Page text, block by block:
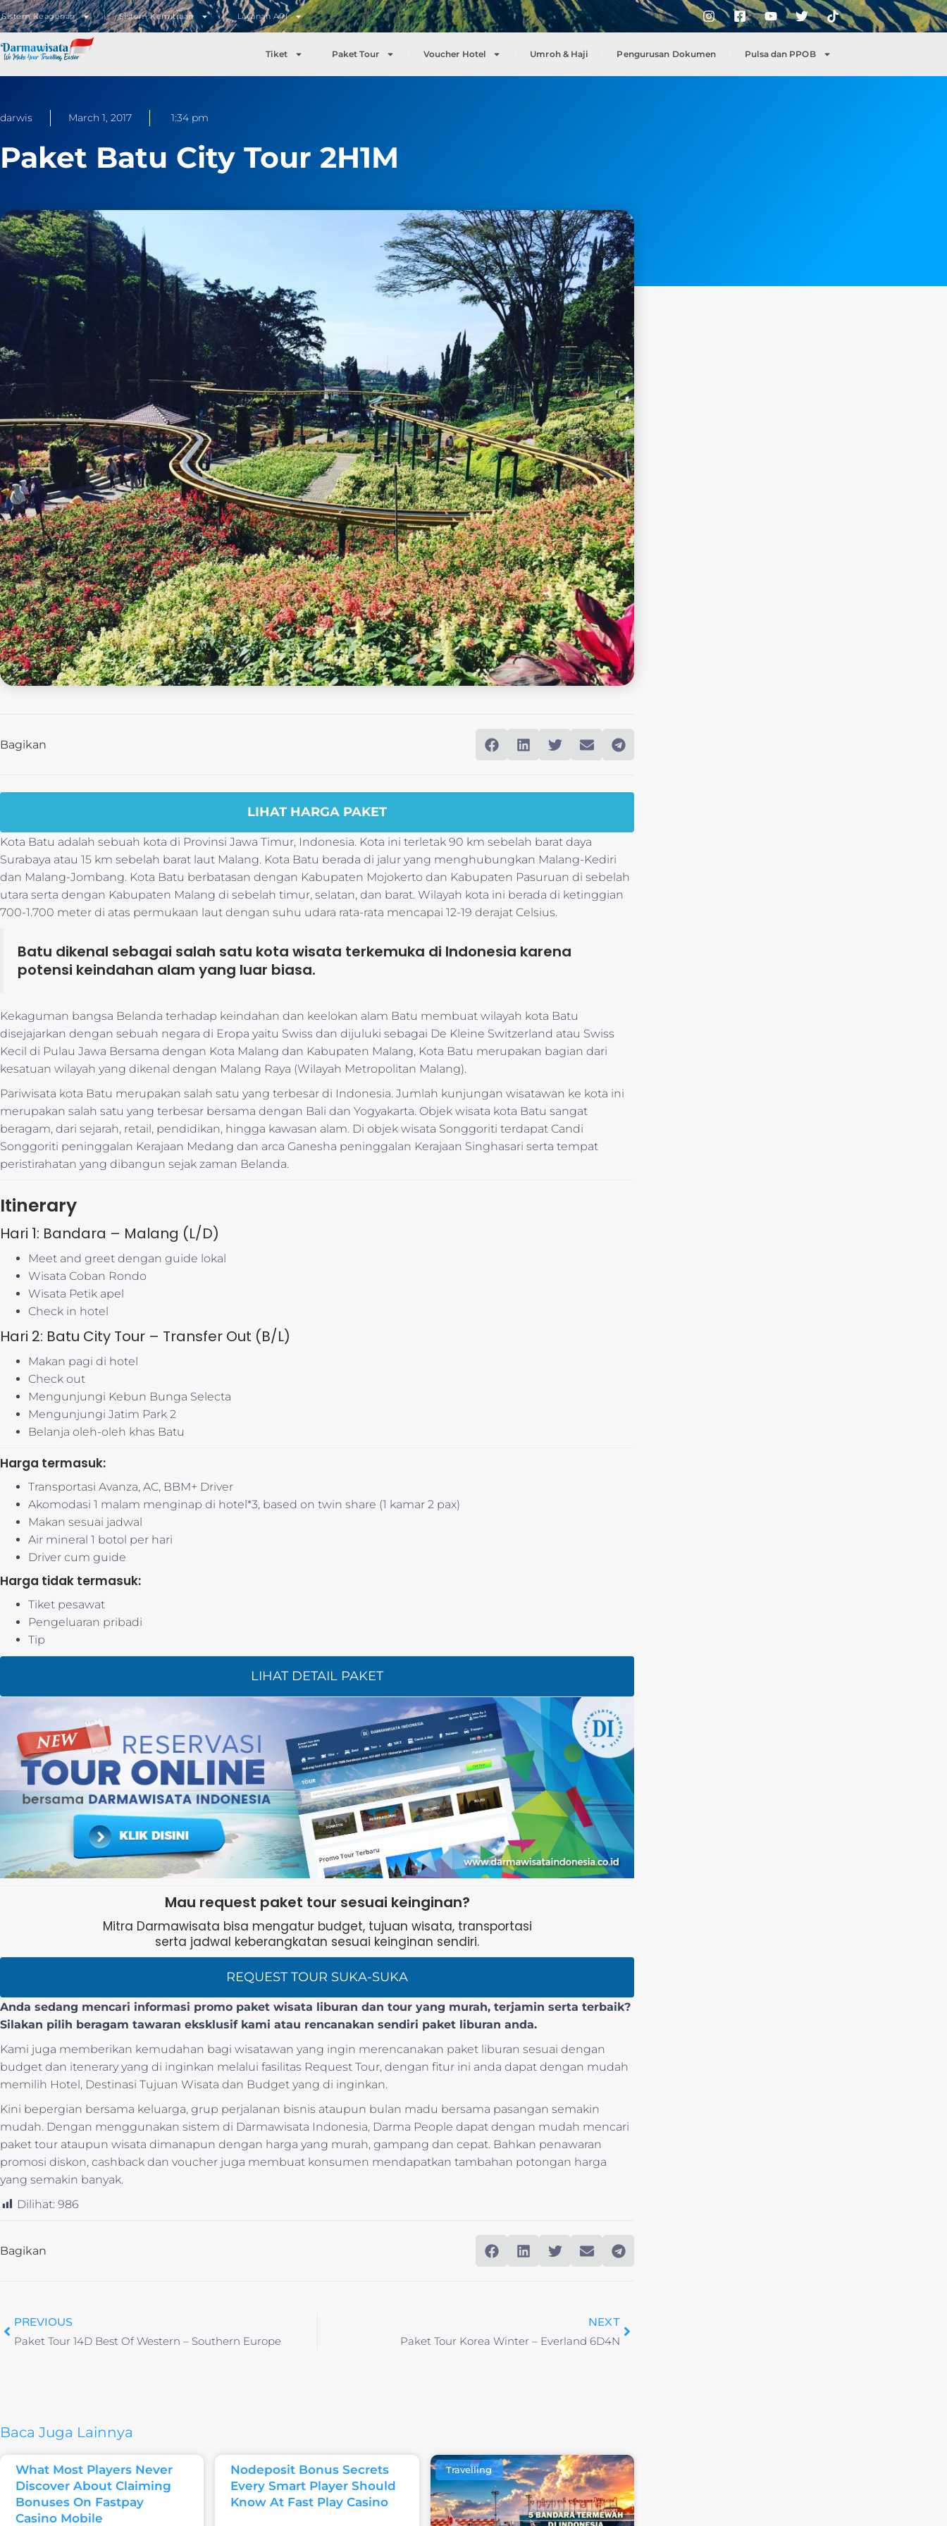
Sistem Keagenan Sistem Kemitraan Layanan API
Tiket Paket Tour Voucher Hotel Umroh & Haji Pengurusan Dokumen Pulsa dan PPOB
darwis March 1, 2017 1:34 pm
Paket Batu City Tour 2H1M
Bagikan
LIHAT HARGA PAKET
Kota Batu adalah sebuah kota di Provinsi Jawa Timur, Indonesia. Kota ini terletak 90 km sebelah barat daya
Surabaya atau 15 km sebelah barat laut Malang. Kota Batu berada di jalur yang menghubungkan Malang-Kediri
dan Malang-Jombang. Kota Batu berbatasan dengan Kabupaten Mojokerto dan Kabupaten Pasuruan di sebelah
utara serta dengan Kabupaten Malang di sebelah timur, selatan, dan barat. Wilayah kota ini berada di ketinggian
700-1.700 meter di atas permukaan laut dengan suhu udara rata-rata mencapai 12-19 derajat Celsius.
Batu dikenal sebagai salah satu kota wisata terkemuka di Indonesia karena
potensi keindahan alam yang luar biasa.
Kekaguman bangsa Belanda terhadap keindahan dan keelokan alam Batu membuat wilayah kota Batu
disejajarkan dengan sebuah negara di Eropa yaitu Swiss dan dijuluki sebagai De Kleine Switzerland atau Swiss
Kecil di Pulau Jawa Bersama dengan Kota Malang dan Kabupaten Malang, Kota Batu merupakan bagian dari
kesatuan wilayah yang dikenal dengan Malang Raya (Wilayah Metropolitan Malang).
Pariwisata kota Batu merupakan salah satu yang terbesar di Indonesia. Jumlah kunjungan wisatawan ke kota ini
merupakan salah satu yang terbesar bersama dengan Bali dan Yogyakarta. Objek wisata kota Batu sangat
beragam, dari sejarah, retail, pendidikan, hingga kawasan alam. Di objek wisata Songgoriti terdapat Candi
Songgoriti peninggalan Kerajaan Medang dan arca Ganesha peninggalan Kerajaan Singhasari serta tempat
peristirahatan yang dibangun sejak zaman Belanda.
Itinerary
Hari 1: Bandara – Malang (L/D)
Meet and greet dengan guide lokal
Wisata Coban Rondo
Wisata Petik apel
Check in hotel
Hari 2: Batu City Tour – Transfer Out (B/L)
Makan pagi di hotel
Check out
Mengunjungi Kebun Bunga Selecta
Mengunjungi Jatim Park 2
Belanja oleh-oleh khas Batu
Harga termasuk:
Transportasi Avanza, AC, BBM+ Driver
Akomodasi 1 malam menginap di hotel*3, based on twin share (1 kamar 2 pax)
Makan sesuai jadwal
Air mineral 1 botol per hari
Driver cum guide
Harga tidak termasuk:
Tiket pesawat
Pengeluaran pribadi
Tip
LIHAT DETAIL PAKET
Mau request paket tour sesuai keinginan?
Mitra Darmawisata bisa mengatur budget, tujuan wisata, transportasi
serta jadwal keberangkatan sesuai keinginan sendiri.
REQUEST TOUR SUKA-SUKA
Anda sedang mencari informasi promo paket wisata liburan dan tour yang murah, terjamin serta terbaik?
Silakan pilih beragam tawaran eksklusif kami atau rencanakan sendiri paket liburan anda.
Kami juga memberikan kemudahan bagi wisatawan yang ingin merencanakan paket liburan sesuai dengan
budget dan itenerary yang di inginkan melalui fasilitas Request Tour, dengan fitur ini anda dapat dengan mudah
memilih Hotel, Destinasi Tujuan Wisata dan Budget yang di inginkan.
Kini bepergian bersama keluarga, grup perjalanan bisnis ataupun bulan madu bersama pasangan semakin
mudah. Dengan menggunakan sistem di Darmawisata Indonesia, Darma People dapat dengan mudah mencari
paket tour ataupun wisata dimanapun dengan harga yang murah, gampang dan cepat. Bahkan penawaran
promosi diskon, cashback dan voucher juga membuat konsumen mendapatkan tambahan potongan harga
yang semakin banyak.
Dilihat: 986
Bagikan
PREVIOUS
Paket Tour 14D Best Of Western – Southern Europe
NEXT
Paket Tour Korea Winter – Everland 6D4N
Baca Juga Lainnya
What Most Players Never
Discover About Claiming
Bonuses On Fastpay
Casino Mobile
Nodeposit Bonus Secrets
Every Smart Player Should
Know At Fast Play Casino
Travelling